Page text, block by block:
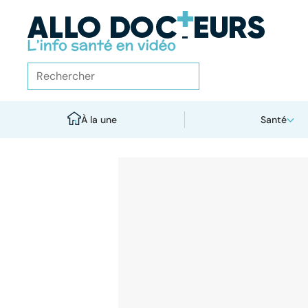
À la une Santé